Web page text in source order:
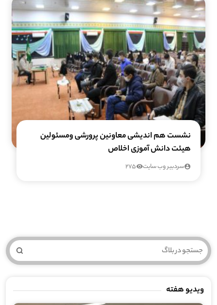
نشست هم اندیشی معاونین پرورشی ومسئولین
هیئت دانش آموزی اخلاص
سردبیر وب سایت 275
ویدیو هفته